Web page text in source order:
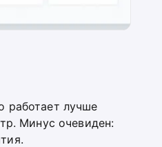
работает лучше
Минус очевиден: